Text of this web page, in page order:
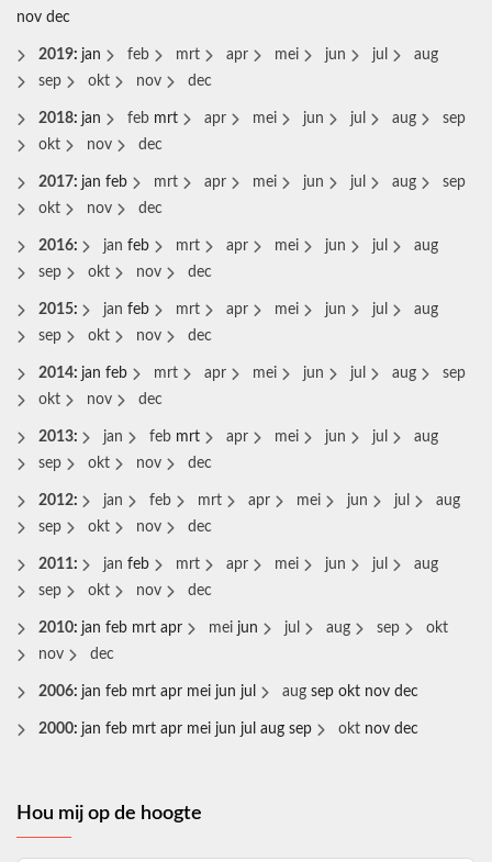
nov dec
2019: jan feb mrt apr mei jun jul
aug
sep
okt nov dec
2018: jan feb mrt apr mei jun jul aug
sep
okt
nov dec
2017: jan feb mrt apr mei jun jul aug
sep
okt
nov dec
2016: jan feb mrt apr mei jun jul
aug
sep
okt nov dec
2015: jan feb mrt apr mei jun jul
aug
sep
okt nov dec
2014: jan feb mrt apr mei jun jul aug
sep
okt
nov dec
2013: jan feb mrt apr mei jun jul
aug
sep
okt nov dec
2012: jan feb mrt apr mei jun jul
aug
sep
okt nov dec
2011: jan feb mrt apr mei jun jul
aug
sep
okt nov dec
2010: jan feb mrt apr mei jun jul aug sep
okt
nov
dec
2006: jan feb mrt apr mei jun jul aug sep okt nov dec
2000: jan feb mrt apr mei jun jul aug sep okt nov dec
Hou mij op de hoogte